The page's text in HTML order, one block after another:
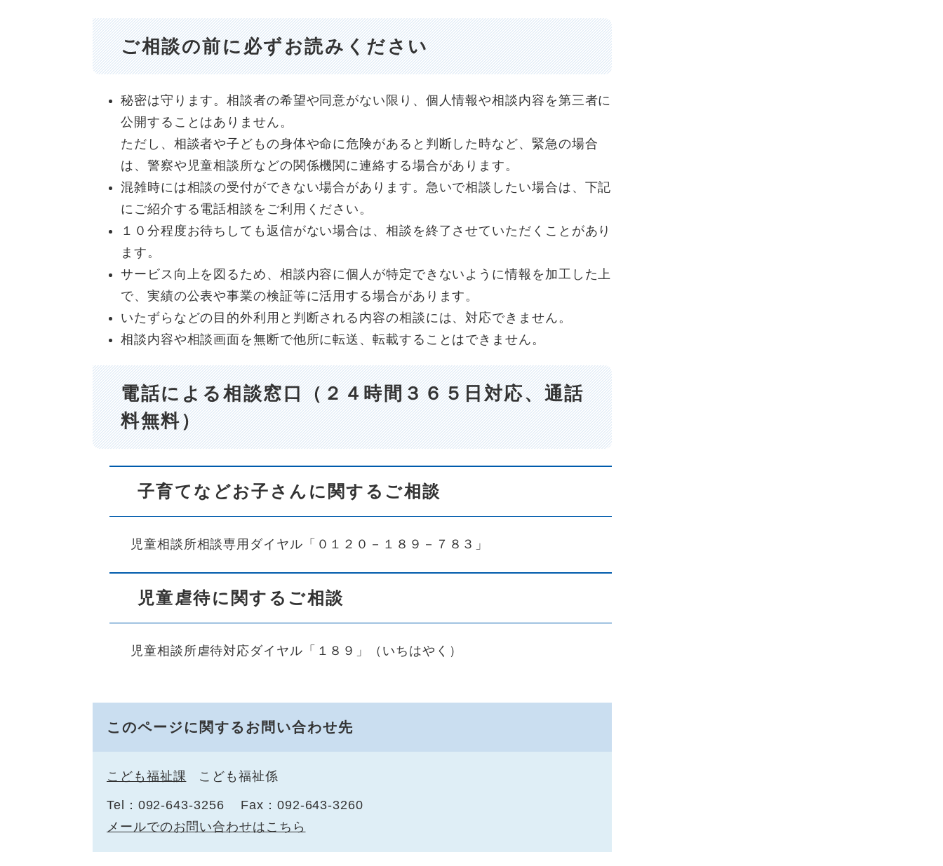
ご相談の前に必ずお読みください
秘密は守ります。相談者の希望や同意がない限り、個人情報や相談内容を第三者に
公開することはありません。
ただし、相談者や子どもの身体や命に危険があると判断した時など、緊急の場合
は、警察や児童相談所などの関係機関に連絡する場合があります。
混雑時には相談の受付ができない場合があります。急いで相談したい場合は、下記
にご紹介する電話相談をご利用ください。
１０分程度お待ちしても返信がない場合は、相談を終了させていただくことがあり
ます。
サービス向上を図るため、相談内容に個人が特定できないように情報を加工した上
で、実績の公表や事業の検証等に活用する場合があります。
いたずらなどの目的外利用と判断される内容の相談には、対応できません。
相談内容や相談画面を無断で他所に転送、転載することはできません。
電話による相談窓口（２４時間３６５日対応、通話
料無料）
子育てなどお子さんに関するご相談
児童相談所相談専用ダイヤル「０１２０－１８９－７８３」
児童虐待に関するご相談
児童相談所虐待対応ダイヤル「１８９」（いちはやく）
このページに関するお問い合わせ先
こども福祉課 こども福祉係
Tel：092-643-3256
Fax：092-643-3260
メールでのお問い合わせはこちら